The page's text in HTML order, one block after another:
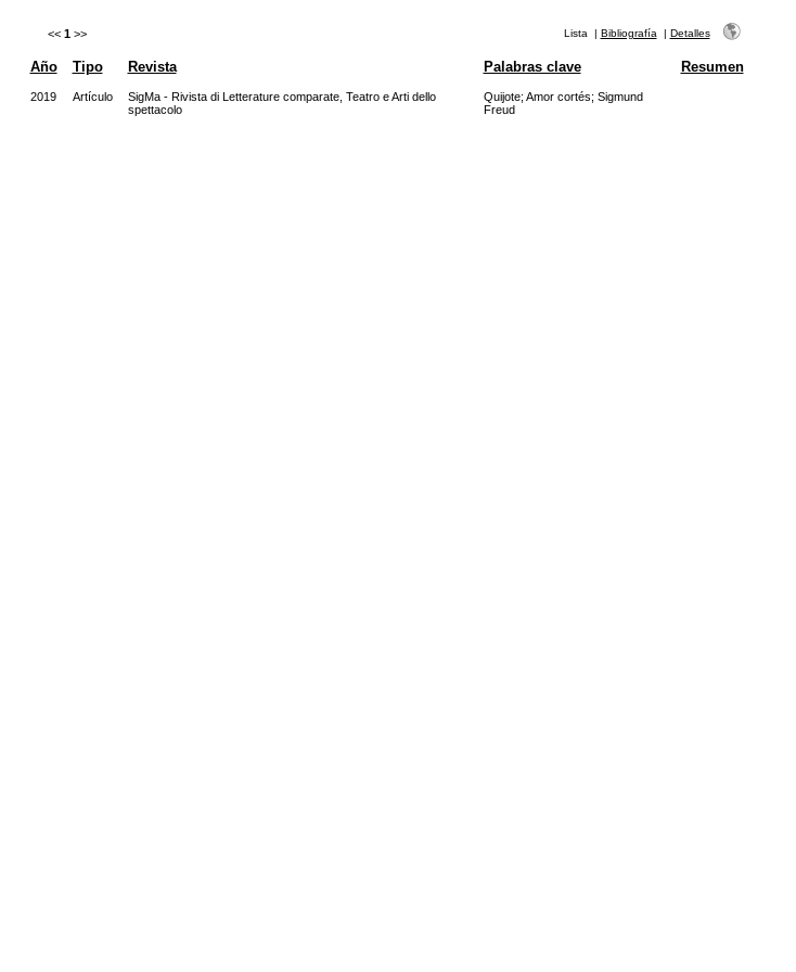
<< 1 >> Lista | Bibliografía | Detalles
Año Tipo Revista Palabras clave Resumen
2019 Artículo
SigMa - Rivista di Letterature comparate, Teatro e Arti dello
spettacolo
Quijote; Amor cortés; Sigmund
Freud